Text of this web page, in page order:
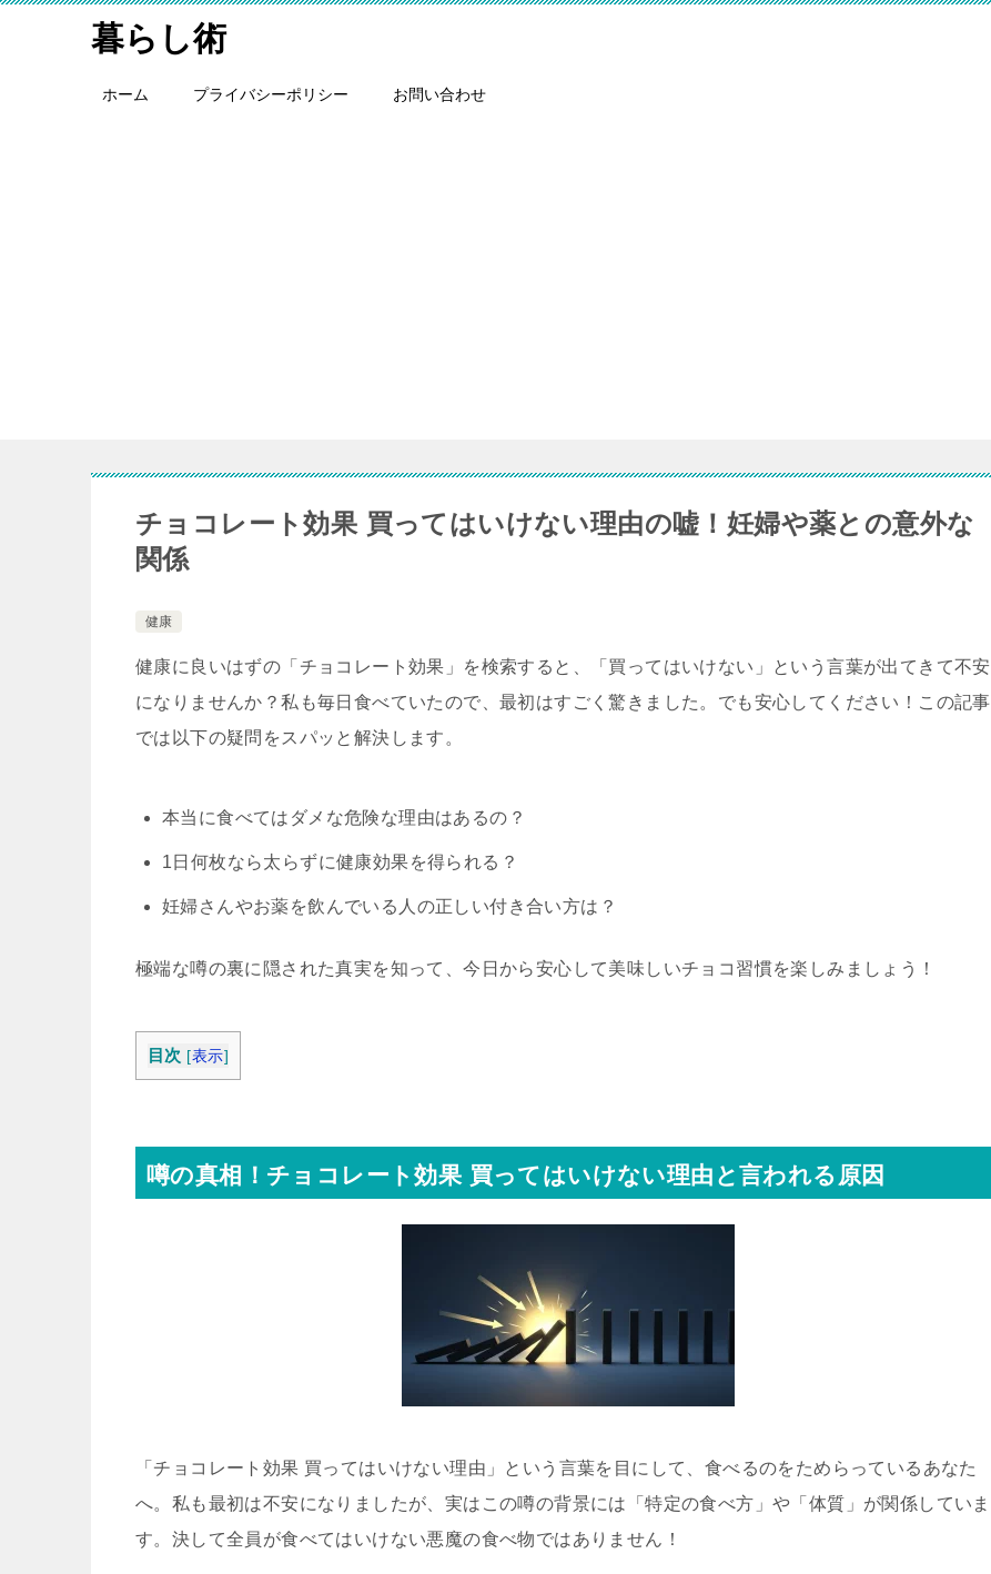
暮らし術
ホーム プライバシーポリシー お問い合わせ
チョコレート効果 買ってはいけない理由の嘘！妊婦や薬との意外な
関係
健康
健康に良いはずの「チョコレート効果」を検索すると、「買ってはいけない」という言葉が出てきて不安
になりませんか？私も毎日食べていたので、最初はすごく驚きました。でも安心してください！この記事
では以下の疑問をスパッと解決します。
本当に食べてはダメな危険な理由はあるの？
1日何枚なら太らずに健康効果を得られる？
妊婦さんやお薬を飲んでいる人の正しい付き合い方は？
極端な噂の裏に隠された真実を知って、今日から安心して美味しいチョコ習慣を楽しみましょう！
目次 [表示]
噂の真相！チョコレート効果 買ってはいけない理由と言われる原因
「チョコレート効果 買ってはいけない理由」という言葉を目にして、食べるのをためらっているあなた
へ。私も最初は不安になりましたが、実はこの噂の背景には「特定の食べ方」や「体質」が関係していま
す。決して全員が食べてはいけない悪魔の食べ物ではありません！